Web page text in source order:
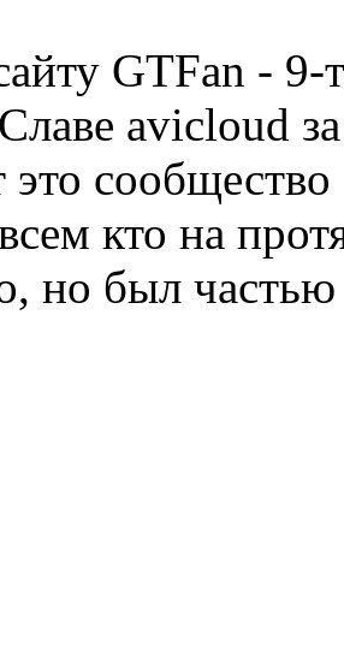
GTFan - 9-
avicloud
это сообщество
кто на
но был